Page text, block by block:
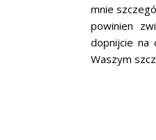
mnie
powinien
dopnijcie na
Waszym